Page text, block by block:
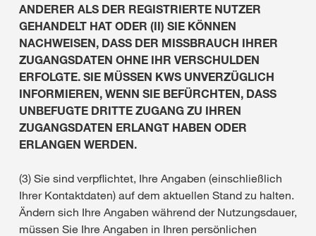
ANDERER ALS DER REGISTRIERTE NUTZER
GEHANDELT HAT ODER (II) SIE KÖNNEN
NACHWEISEN, DASS DER MISSBRAUCH IHRER
ZUGANGSDATEN OHNE IHR VERSCHULDEN
ERFOLGTE. SIE MÜSSEN KWS UNVERZÜGLICH
INFORMIEREN, WENN SIE BEFÜRCHTEN, DASS
UNBEFUGTE DRITTE ZUGANG ZU IHREN
ZUGANGSDATEN ERLANGT HABEN ODER
ERLANGEN WERDEN.
(3) Sie sind verpflichtet, Ihre Angaben (einschließlich
Ihrer Kontaktdaten) auf dem aktuellen Stand zu halten.
Ändern sich Ihre Angaben während der Nutzungsdauer,
müssen Sie Ihre Angaben in Ihren persönlichen